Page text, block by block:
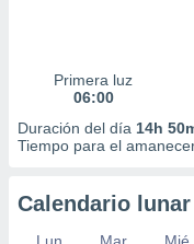
Primera luz
06:00
Duración del día 14h
Tiempo para el
Calendario lunar